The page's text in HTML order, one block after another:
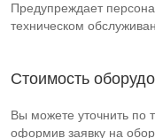
Предупреждает
техническом
Стоимость
Вы можете уточнить по
оформив заявку на